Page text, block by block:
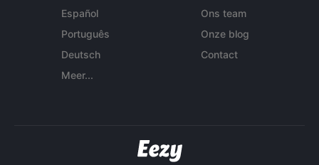
Español
Português
Deutsch
Meer...
Ons team
Onze blog
Contact